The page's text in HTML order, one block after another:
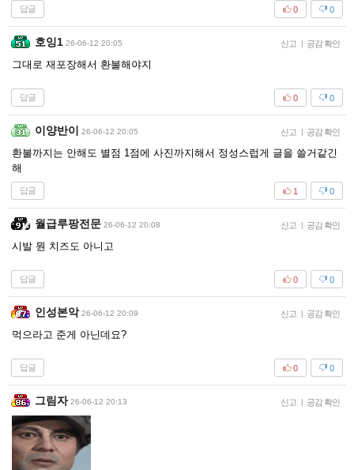
답글 0
0
호잉1 26-06-12 20:05 신고 | 공감 확인
그대로 재포장해서 환불해야지
답글 0
0
이양반이 26-06-12 20:05 신고 | 공감 확인
환불까지는 안해도 별점 1점에 사진까지해서 정성스럽게 글을 쓸거같긴
해
답글 0
1
월급루팡전문 26-06-12 20:08 신고 | 공감 확인
시발 뭔 치즈도 아니고
답글 0
0
인성본악 26-06-12 20:09 신고 | 공감 확인
먹으라고 준게 아닌데요?
답글 0
0
그림자 26-06-12 20:13 신고 | 공감 확인